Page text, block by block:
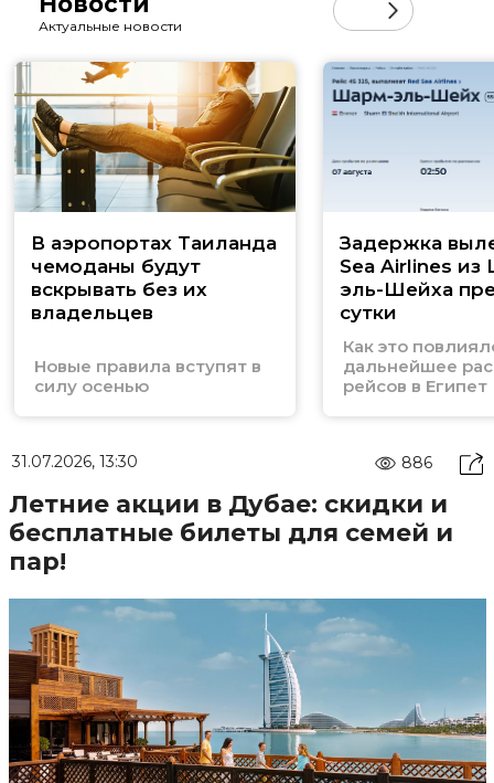
Актуальные новости
В аэропортах Таиланда
чемоданы будут
вскрывать без их
владельцев
Новые правила вступят в
силу осенью
Задержка
Sea Airlines
эль-Шейха
сутки
Как это
дальнейшее
рейсов в Египет
31.07.2026, 13:30 886
Летние акции в Дубае: скидки и
бесплатные билеты для семей и
пар!